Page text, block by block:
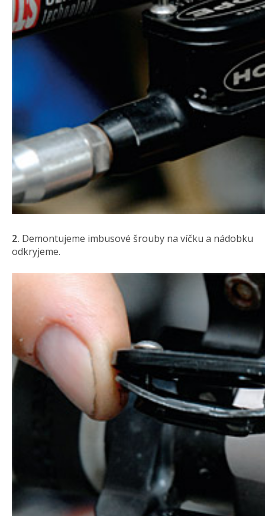
2. Demontujeme imbusové šrouby na víčku a nádobku
odkryjeme.